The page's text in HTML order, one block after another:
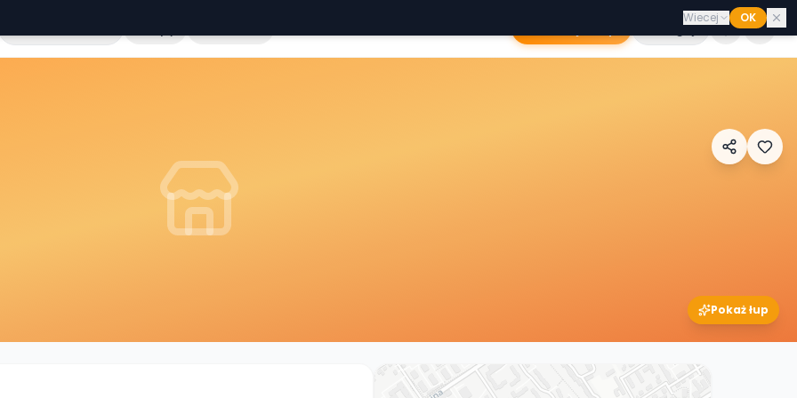
Zaloguj
Pokaż łup
Wiecej OK